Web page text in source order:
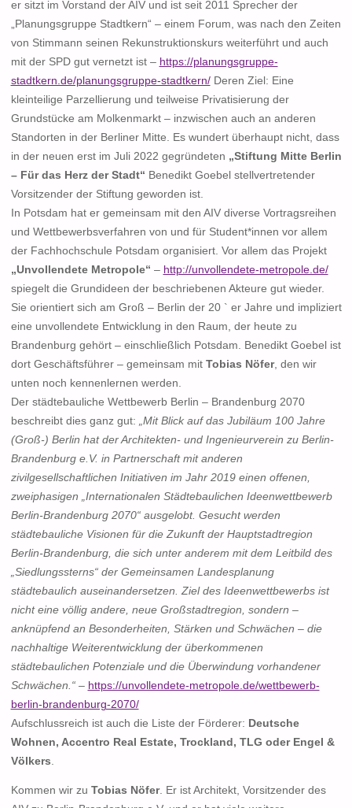
er sitzt im Vorstand der AIV und ist seit 2011 Sprecher der
„Planungsgruppe Stadtkern“ – einem Forum, was nach den Zeiten
von Stimmann seinen Rekunstruktionskurs weiterführt und auch
mit der SPD gut vernetzt ist – https://planungsgruppe-
stadtkern.de/planungsgruppe-stadtkern/Deren Ziel: Eine
kleinteilige Parzellierung und teilweise Privatisierung der
Grundstücke am Molkenmarkt – inzwischen auch an anderen
Standorten in der Berliner Mitte. Es wundert überhaupt nicht, dass
in der neuen erst im Juli 2022 gegründeten „Stiftung Mitte Berlin
– Für das Herz der Stadt“ Benedikt Goebel stellvertretender
Vorsitzender der Stiftung geworden ist.
In Potsdam hat er gemeinsam mit den AIV diverse Vortragsreihen
und Wettbewerbsverfahren von und für Student*innen vor allem
der Fachhochschule Potsdam organisiert. Vor allem das Projekt
„Unvollendete Metropole“ – http://unvollendete-metropole.de/
spiegelt die Grundideen der beschriebenen Akteure gut wieder.
Sie orientiert sich am Groß – Berlin der 20 ` er Jahre und impliziert
eine unvollendete Entwicklung in den Raum, der heute zu
Brandenburg gehört – einschließlich Potsdam. Benedikt Goebel ist
dort Geschäftsführer – gemeinsam mitTobias Nöfer, den wir
unten noch kennenlernen werden.
Der städtebauliche Wettbewerb Berlin – Brandenburg 2070
beschreibt dies ganz gut:
„Mit Blick auf das Jubiläum 100 Jahre
(Groß-) Berlin hat der Architekten- und Ingenieurverein zu Berlin-
Brandenburg e.V. in Partnerschaft mit anderen
zivilgesellschaftlichen Initiativen im Jahr 2019 einen offenen,
zweiphasigen „Internationalen Städtebaulichen Ideenwettbewerb
Berlin-Brandenburg 2070“ ausgelobt. Gesucht werden
städtebauliche Visionen für die Zukunft der Hauptstadtregion
Berlin-Brandenburg, die sich unter anderem mit dem Leitbild des
„Siedlungssterns“ der Gemeinsamen Landesplanung
städtebaulich auseinandersetzen. Ziel des Ideenwettbewerbs ist
nicht eine völlig andere, neue Großstadtregion, sondern –
anknüpfend an Besonderheiten, Stärken und Schwächen – die
nachhaltige Weiterentwicklung der überkommenen
städtebaulichen Potenziale und die Überwindung vorhandener
Schwächen.“– https://unvollendete-metropole.de/wettbewerb-
berlin-brandenburg-2070/
Aufschlussreich ist auch die Liste der Förderer: Deutsche
Wohnen, Accentro Real Estate, Trockland, TLG oder Engel &
Völkers
Kommen wir zu Tobias Nöfer. Er ist Architekt, Vorsitzender des